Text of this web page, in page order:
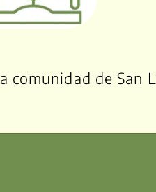
comunidad de San